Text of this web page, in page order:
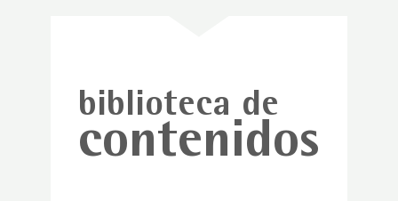
biblioteca de
contenidos